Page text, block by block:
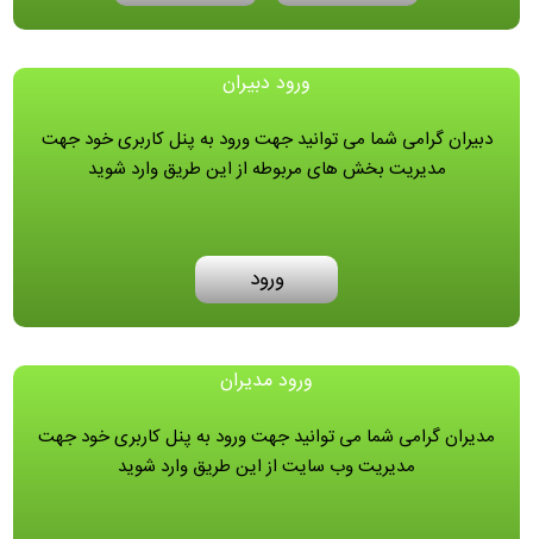
ورود دبیران
دبیران گرامی شما می توانید جهت ورود به پنل کاربری خود جهت
مدیریت بخش های مربوطه از این طریق وارد شوید
ورود
ورود مدیران
مدیران گرامی شما می توانید جهت ورود به پنل کاربری خود جهت
مدیریت وب سایت از این طریق وارد شوید